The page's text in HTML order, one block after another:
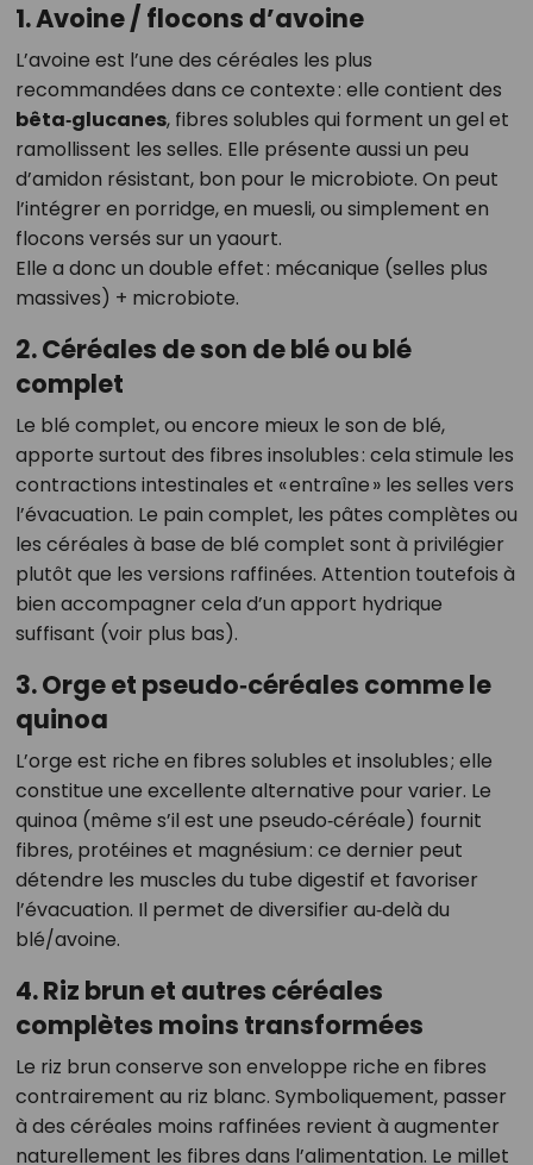
1. Avoine / flocons d’avoine
L’avoine est l’une des céréales les plus
recommandées dans ce contexte : elle contient des
bêta‑glucanes, fibres solubles qui forment un gel et
ramollissent les selles. Elle présente aussi un peu
d’amidon résistant, bon pour le microbiote. On peut
l’intégrer en porridge, en muesli, ou simplement en
flocons versés sur un yaourt.
Elle a donc un double effet : mécanique (selles plus
massives) + microbiote.
2. Céréales de son de blé ou blé
complet
Le blé complet, ou encore mieux le son de blé,
apporte surtout des fibres insolubles : cela stimule les
contractions intestinales et « entraîne » les selles vers
l’évacuation. Le pain complet, les pâtes complètes ou
les céréales à base de blé complet sont à privilégier
plutôt que les versions raffinées. Attention toutefois à
bien accompagner cela d’un apport hydrique
suffisant (voir plus bas).
3. Orge et pseudo‑céréales comme le
quinoa
L’orge est riche en fibres solubles et insolubles ; elle
constitue une excellente alternative pour varier. Le
quinoa (même s’il est une pseudo‑céréale) fournit
fibres, protéines et magnésium : ce dernier peut
détendre les muscles du tube digestif et favoriser
l’évacuation. Il permet de diversifier au‑delà du
blé/avoine.
4. Riz brun et autres céréales
complètes moins transformées
Le riz brun conserve son enveloppe riche en fibres
contrairement au riz blanc. Symboliquement, passer
à des céréales moins raffinées revient à augmenter
naturellement les fibres dans l’alimentation. Le millet